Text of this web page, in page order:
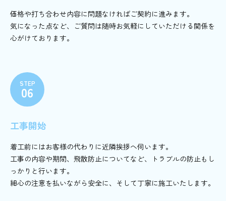
価格や打ち合わせ内容に問題なければご契約に進みます。
気になった点など、ご質問は随時お気軽にしていただける関係を
心がけております。
STEP
06
工事開始
着工前にはお客様の代わりに近隣挨拶へ伺います。
工事の内容や期間、飛散防止についてなど、トラブルの防止もし
っかりと行います。
細心の注意を払いながら安全に、そして丁寧に施工いたします。